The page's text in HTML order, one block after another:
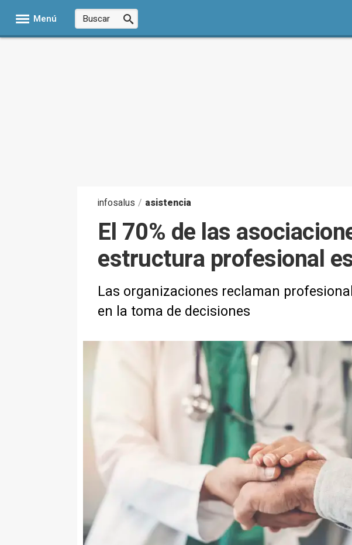
Menú
infosalus / asistencia
El 70% de las
estructura profesional
Las organizaciones reclaman
en la toma de decisiones